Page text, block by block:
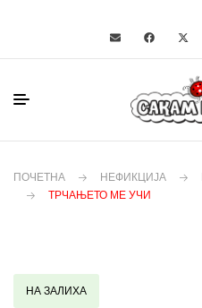
ПОЧЕТНА НЕФИКЦИЈА
ТРЧАЊЕТО МЕ УЧИ
НА ЗАЛИХА